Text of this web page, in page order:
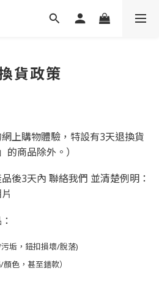
貨政策
上購物體驗，特設有3天退換貨
商品除外。）
後3天內 聯絡我們 並清楚例明：
垢，鈕扣損壞/脫落)
色，甚至錯款）